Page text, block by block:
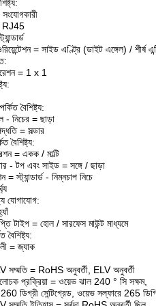
RJ45
= সাইড এণ্ট্রি (ডাইট এঙ্গেল) / শীর্ষ
= 1 x 1
বৈশিষ্ট্য:
= ছাড়া
= সল্ডার
বৈশিষ্ট্য:
= একক / মাল্টি
- টপ এবং সাইড = সঙ্গে / ছাড়া
= স্ট্যান্ডার্ড - নিম্নচাপ নিচে
যোগাযোগ:
টাইপ = হোল / সারফেস মাউন্ট মাধ্যমে
বৈশিষ্ট্য:
= জ্যাক
= RoHS অনুবর্তী, ELV অনুবর্তী
প্রক্রিয়া = ওয়েভ ঝাল 240 ° সি সক্ষম,
ডিগ্রী সেন্টিগ্রেড, ওয়েভ সল্ফারে 265